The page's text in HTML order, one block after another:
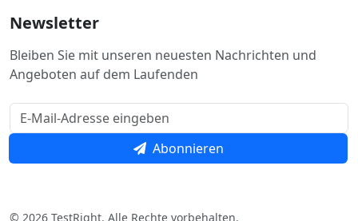
Newsletter
Bleiben Sie mit unseren neuesten Nachrichten und
Angeboten auf dem Laufenden
Abonnieren
© 2026 TestRight. Alle Rechte vorbehalten.